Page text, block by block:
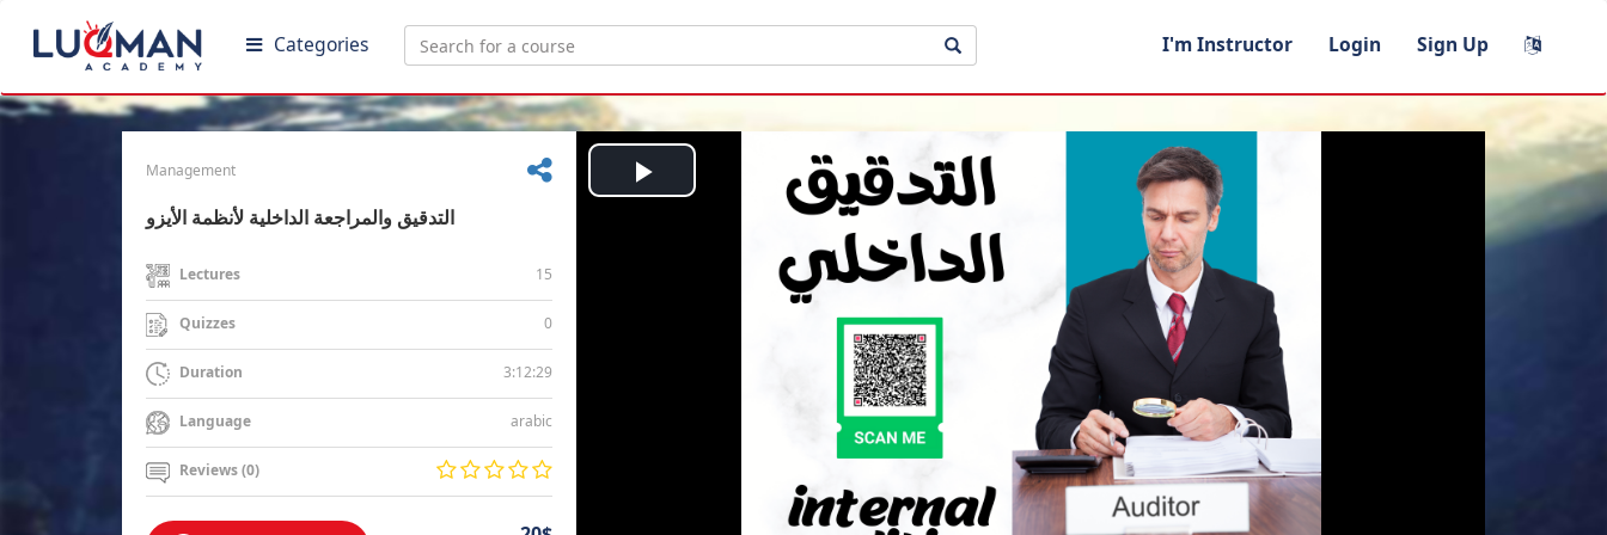
Categories I'm Instructor Login Sign Up
Management
التدقيق والمراجعة الداخلية لأنظمة الأيزو
Lectures 15
Quizzes 0
Duration 3:12:29
Language arabic
Reviews (0)
Play